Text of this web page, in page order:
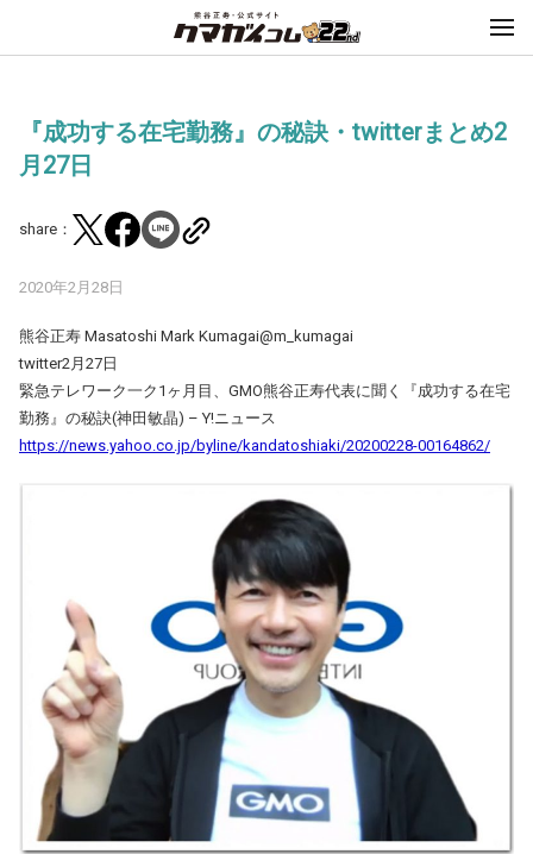
『成功する在宅勤務』の秘訣・twitterまとめ2
月27日
share：
2020年2月28日
熊谷正寿 Masatoshi Mark Kumagai@m_kumagai
twitter2月27日
緊急テレワーク一ク1ヶ月目、GMO熊谷正寿代表に聞く『成功する在宅
勤務』の秘訣(神田敏晶) – Y!ニュース
https://news.yahoo.co.jp/byline/kandatoshiaki/20200228-00164862/